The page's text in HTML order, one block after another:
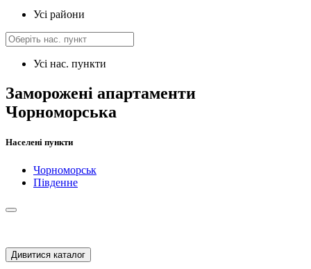
Усі райони
Усі нас. пункти
Заморожені апартаменти
Чорноморська
Населені пункти
Чорноморськ
Південне
Дивитися каталог